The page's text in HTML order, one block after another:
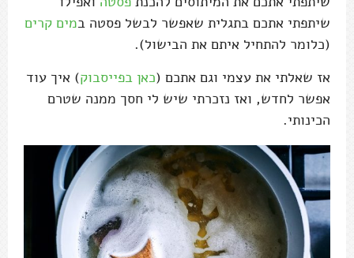
שיתפתי אתכם בתגלית שאפשר לבשל פסטה במים קרים
(כלומר להתחיל איתם את הבישול).
אז שאלתי את עצמי וגם אתכם (כאן בפייסבוק) איך עוד
אפשר לחדש, ואז נזכרתי שיש לי חסך ממנה שטרם
הכינותי.